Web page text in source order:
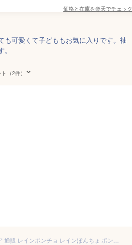
価格と在庫を楽天でチェック
も可愛くて子どももお気に入りです。袖
（2件）